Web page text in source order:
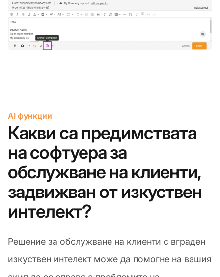
AI функции
Какви са предимствата
на софтуера за
обслужване на клиенти,
задвижван от изкуствен
интелект?
Решение за обслужване на клиенти с вграден
изкуствен интелект може да помогне на вашия